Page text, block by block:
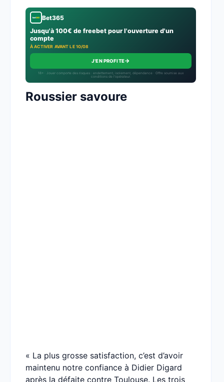
Bet365
Jusqu'à 100€ de freebet pour l'ouverture d'un
compte
À ACTIVER AVANT LE 10/08
J'EN PROFITE→
18+ · Jouer comporte des risques : endettement, isolement, dépendance · Offre soumise aux
conditions de l’opérateur.
Roussier savoure
« La plus grosse satisfaction, c’est d’avoir
maintenu notre confiance à Didier Digard
après la défaite contre Toulouse. Les trois